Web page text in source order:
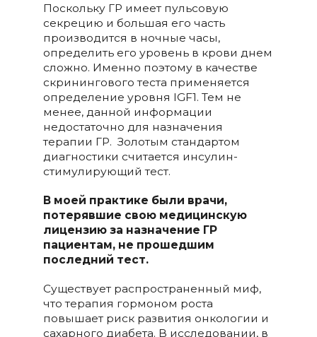
Поскольку ГР имеет пульсовую
секрецию и большая его часть
производится в ночные часы,
определить его уровень в крови днем
сложно. Именно поэтому в качестве
скринингового теста применяется
определение уровня IGF1. Тем не
менее, данной информации
недостаточно для назначения
терапии ГР. Золотым стандартом
диагностики считается инсулин-
стимулирующий тест.
В моей практике были врачи,
потерявшие свою медицинскую
лицензию за назначение ГР
пациентам, не прошедшим
последний тест.
Существует распространенный миф,
что терапия гормоном роста
повышает риск развития онкологии и
сахарного диабета. В исследовании, в